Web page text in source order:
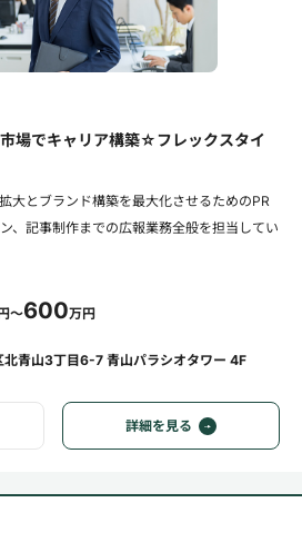
場でキャリア構築☆フレックスタイ
大とブランド構築を最大化させるためのPR
、記事制作までの広報業務全般を担当してい
～600万円
北青山3丁目6-7 青山パラシオタワー 4F
詳細を見る